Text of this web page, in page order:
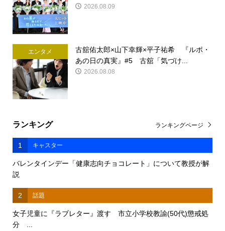
2026.08.09
エンタメ
古舘佑太郎×山下幸輝×平子祐希 『ルポ・
あの日の真実』#5 古舘「気づけ...
2026.08.08
ランキング
1 キャスター
バレンタインデー「健康志向チョコレート」について教授が解
説
2 話題
女子児童に『ラブレター』渡す 市立小学校教諭(50代)懲戒処
分 ...
ランキングページ